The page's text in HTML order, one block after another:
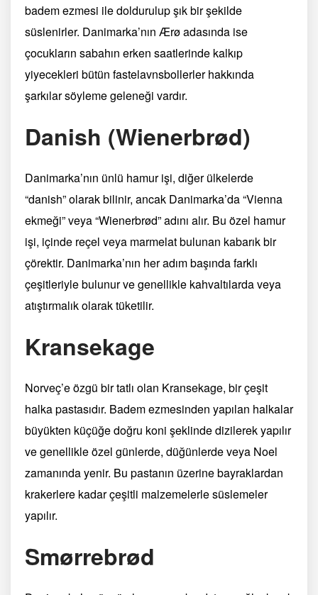
badem ezmesi ile doldurulup şık bir şekilde
süslenirler. Danimarka’nın Ærø adasında ise
çocukların sabahın erken saatlerinde kalkıp
yiyecekleri bütün fastelavnsbollerler hakkında
şarkılar söyleme geleneği vardır.
Danish (Wienerbrød)
Danimarka’nın ünlü hamur işi, diğer ülkelerde
“danish” olarak bilinir, ancak Danimarka’da “Vienna
ekmeği” veya “Wienerbrød” adını alır. Bu özel hamur
işi, içinde reçel veya marmelat bulunan kabarık bir
çörektir. Danimarka’nın her adım başında farklı
çeşitleriyle bulunur ve genellikle kahvaltılarda veya
atıştırmalık olarak tüketilir.
Kransekage
Norveç’e özgü bir tatlı olan Kransekage, bir çeşit
halka pastasıdır. Badem ezmesinden yapılan halkalar
büyükten küçüğe doğru koni şeklinde dizilerek yapılır
ve genellikle özel günlerde, düğünlerde veya Noel
zamanında yenir. Bu pastanın üzerine bayraklardan
krakerlere kadar çeşitli malzemelerle süslemeler
yapılır.
Smørrebrød